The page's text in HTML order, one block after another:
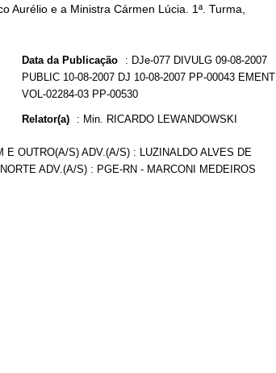
Aurélio e a Ministra Cármen Lúcia. 1ª. Turma,
Data da Publicação : DJe-077 DIVULG 09-08-2007
PUBLIC 10-08-2007 DJ 10-08-2007 PP-00043 EMENT
VOL-02284-03 PP-00530
Relator(a) : Min. RICARDO LEWANDOWSKI
OUTRO(A/S) ADV.(A/S) : LUZINALDO ALVES DE
ADV.(A/S) : PGE-RN - MARCONI MEDEIROS